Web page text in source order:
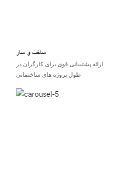
ساخت و ساز
ارائه پشتیبانی قوی برای کارگران در
طول پروژه های ساختمانی